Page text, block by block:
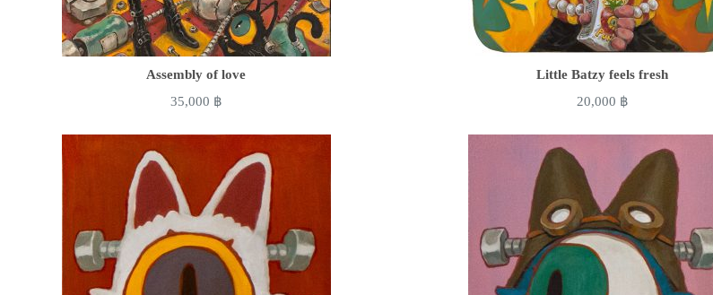
Assembly of love
35,000 ฿
Little Batzy feels fresh
20,000 ฿